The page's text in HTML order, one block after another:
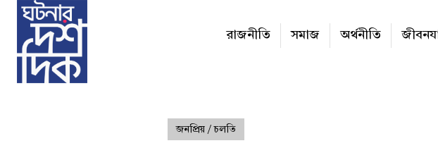
রাজনীতি সমাজ অর্থনীতি
জনপ্রিয় / চলতি